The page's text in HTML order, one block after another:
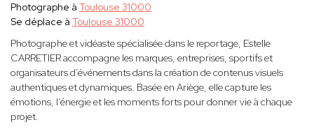
Photographe à Toulouse 31000
Se déplace à Toulouse 31000
Photographe et vidéaste spécialisée dans le reportage, Estelle
CARRETIER accompagne les marques, entreprises, sportifs et
organisateurs d’événements dans la création de contenus visuels
authentiques et dynamiques. Basée en Ariège, elle capture les
émotions, l’énergie et les moments forts pour donner vie à chaque
projet.